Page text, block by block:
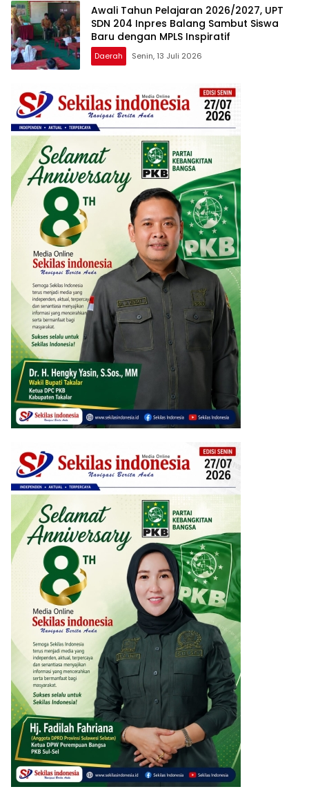
Awali Tahun Pelajaran 2026/2027, UPT
SDN 204 Inpres Balang Sambut Siswa
Baru dengan MPLS Inspiratif
Daerah Senin, 13 Juli 2026